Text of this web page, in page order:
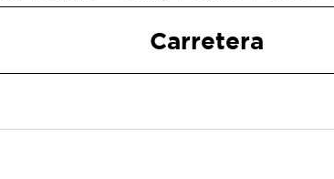
Carretera